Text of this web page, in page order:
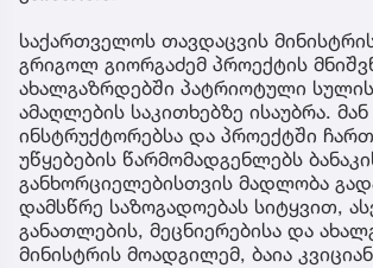
საქართველოს თავდაცვის
გრიგოლ გიორგაძემ პროექტის
ახალგაზრდებში პატრიოტული
ამაღლების საკითხებზე ისაუბრა.
ინსტრუქტორებსა და პროექტში
უწყებების წარმომადგენლებს
განხორციელებისთვის მადლობა
დამსწრე საზოგადოებას სიტყვით,
განათლების, მეცნიერებისა და
მინისტრის მოადგილემ, ბაია